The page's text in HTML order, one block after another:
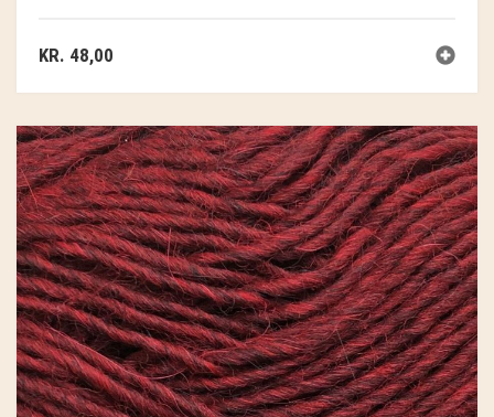
KR. 48,00